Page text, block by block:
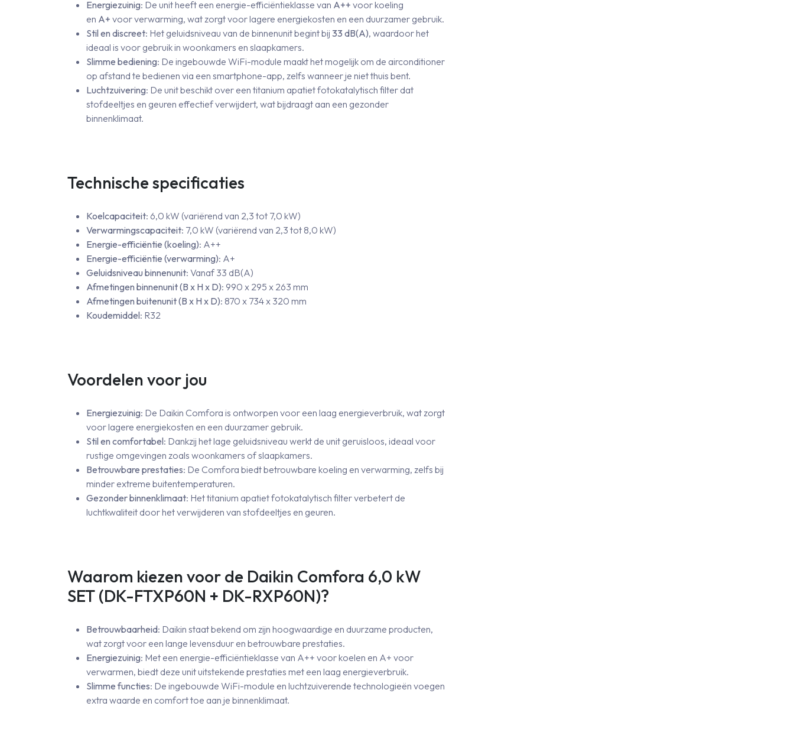
Energiezuinig: De unit heeft een energie-efficiëntieklasse van A++ voor koeling
en A+ voor verwarming, wat zorgt voor lagere energiekosten en een duurzamer gebruik.
Stil en discreet: Het geluidsniveau van de binnenunit begint bij 33 dB(A), waardoor het
ideaal is voor gebruik in woonkamers en slaapkamers.
Slimme bediening: De ingebouwde WiFi-module maakt het mogelijk om de airconditioner
op afstand te bedienen via een smartphone-app, zelfs wanneer je niet thuis bent.
Luchtzuivering: De unit beschikt over een titanium apatiet fotokatalytisch filter dat
stofdeeltjes en geuren effectief verwijdert, wat bijdraagt aan een gezonder
binnenklimaat.
Technische specificaties
Koelcapaciteit: 6,0 kW (variërend van 2,3 tot 7,0 kW)
Verwarmingscapaciteit: 7,0 kW (variërend van 2,3 tot 8,0 kW)
Energie-efficiëntie (koeling): A++
Energie-efficiëntie (verwarming): A+
Geluidsniveau binnenunit: Vanaf 33 dB(A)
Afmetingen binnenunit (B x H x D): 990 x 295 x 263 mm
Afmetingen buitenunit (B x H x D): 870 x 734 x 320 mm
Koudemiddel: R32
Voordelen voor jou
Energiezuinig: De Daikin Comfora is ontworpen voor een laag energieverbruik, wat zorgt
voor lagere energiekosten en een duurzamer gebruik.
Stil en comfortabel: Dankzij het lage geluidsniveau werkt de unit geruisloos, ideaal voor
rustige omgevingen zoals woonkamers of slaapkamers.
Betrouwbare prestaties: De Comfora biedt betrouwbare koeling en verwarming, zelfs bij
minder extreme buitentemperaturen.
Gezonder binnenklimaat: Het titanium apatiet fotokatalytisch filter verbetert de
luchtkwaliteit door het verwijderen van stofdeeltjes en geuren.
Waarom kiezen voor de Daikin Comfora 6,0 kW
SET (DK-FTXP60N + DK-RXP60N)?
Betrouwbaarheid: Daikin staat bekend om zijn hoogwaardige en duurzame producten,
wat zorgt voor een lange levensduur en betrouwbare prestaties.
Energiezuinig: Met een energie-efficiëntieklasse van A++ voor koelen en A+ voor
verwarmen, biedt deze unit uitstekende prestaties met een laag energieverbruik.
Slimme functies: De ingebouwde WiFi-module en luchtzuiverende technologieën voegen
extra waarde en comfort toe aan je binnenklimaat.